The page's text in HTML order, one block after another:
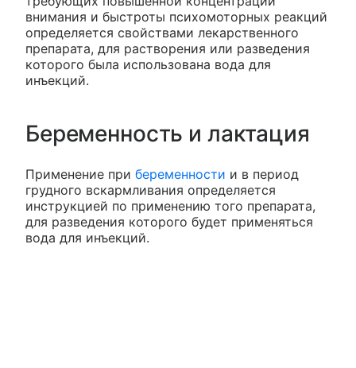
внимания и быстроты психомоторных реакций
определяется свойствами лекарственного
препарата, для растворения или разведения
которого была использована вода для
инъекций.
Беременность и лактация
Применение при беременности и в период
грудного вскармливания определяется
инструкцией по применению того препарата,
для разведения которого будет применяться
вода для инъекций.